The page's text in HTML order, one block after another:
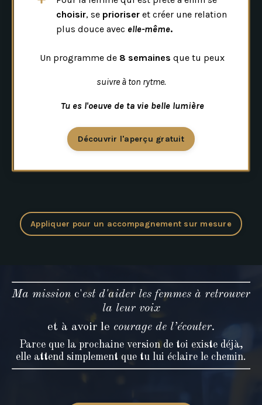
choisir, se prioriser et créer une relation
plus douce avec elle-même.
Un programme de 8 semaines que tu peux
suivre à ton rytme.
Tu es l'oeuve de ta vie belle lumière
Découvrir l'aperçu gratuit
Appliquer pour un accompagnement sur mesure
Ma mission c'est d'aider les femmes à retrouver
la leur voix
et à avoir le courage de l’écouter.
Parce que la prochaine version de toi existe déjà,
elle attend simplement que tu lui éclaire le chemin.